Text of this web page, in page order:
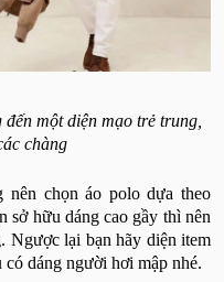
một diện mạo trẻ trung,
chàng
nên chọn áo polo dựa theo
sở hữu dáng cao gầy thì nên
Ngược lại bạn hãy diện item
dáng người hơi mập nhé.